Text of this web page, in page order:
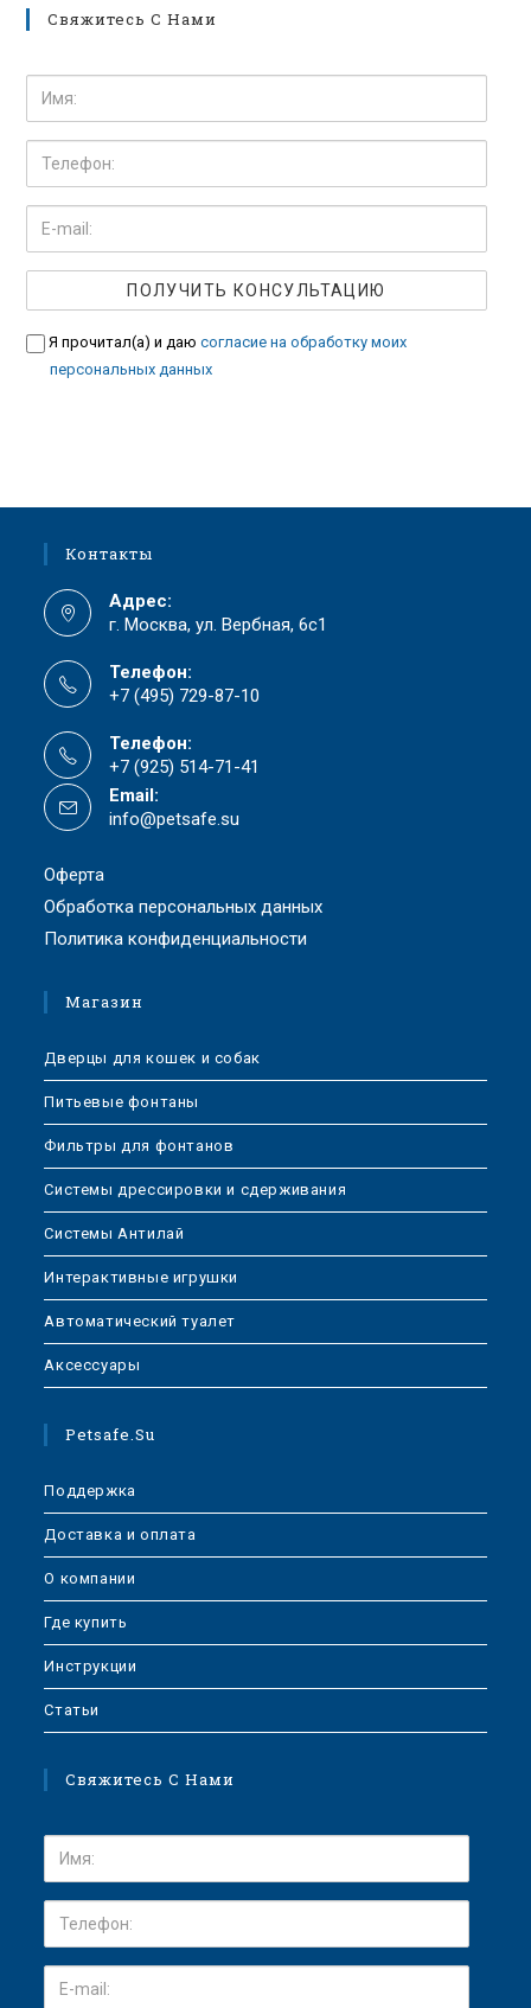
Свяжитесь С Нами
Я прочитал(а) и даюсогласие на обработку моих
персональных данных
Контакты
Адрес:
г. Москва, ул. Вербная, 6с1
Телефон:
+7 (495) 729-87-10
Телефон:
+7 (925) 514-71-41
Email:
info@petsafe.su
Оферта
Обработка персональных данных
Политика конфиденциальности
Магазин
Дверцы для кошек и собак
Питьевые фонтаны
Фильтры для фонтанов
Системы дрессировки и сдерживания
Системы Антилай
Интерактивные игрушки
Автоматический туалет
Аксессуары
Petsafe.su
Поддержка
Доставка и оплата
О компании
Где купить
Инструкции
Статьи
Свяжитесь С Нами